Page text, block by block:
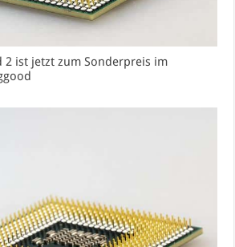
2 ist jetzt zum Sonderpreis im